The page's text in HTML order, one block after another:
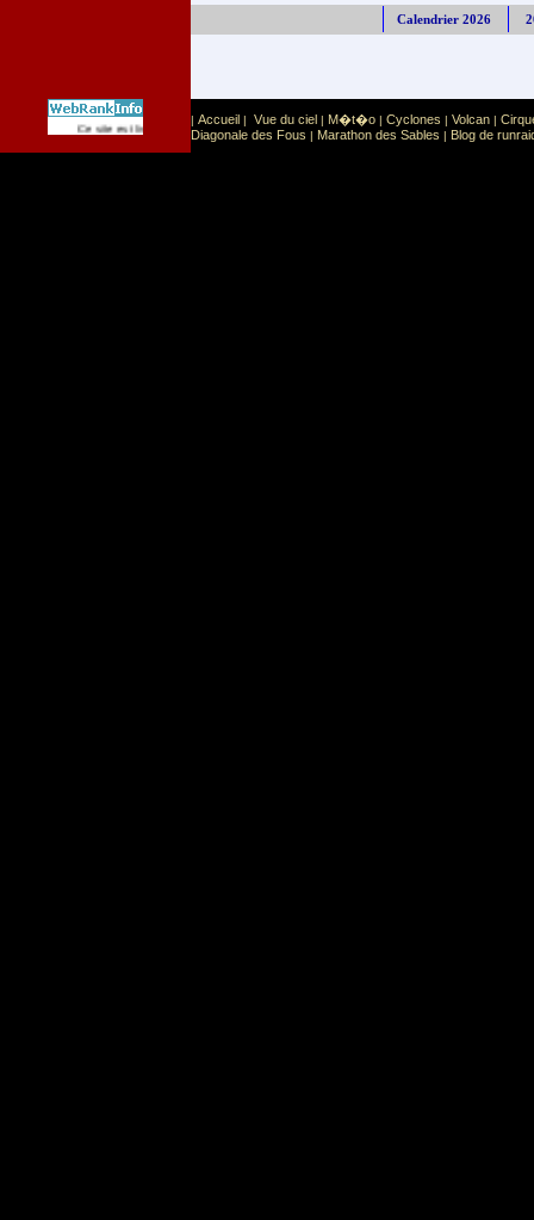
Calendrier 2026
Ce site est list� dans la cat�gorie Sport: Sports extr�mes
| Accueil | Vue du ciel | M�t�o | Cyclones | Volcan |
Diagonale des Fous | Marathon des Sables | Blog de